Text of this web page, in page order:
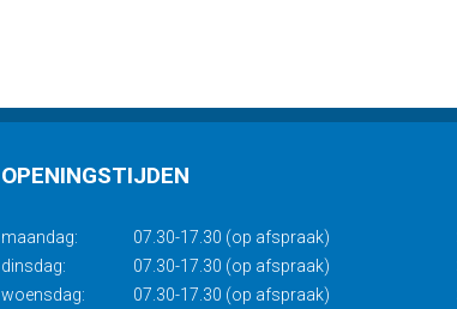
OPENINGSTIJDEN
maandag:
07.30-17.30 (op afspraak)
dinsdag:
07.30-17.30 (op afspraak)
woensdag:
07.30-17.30 (op afspraak)